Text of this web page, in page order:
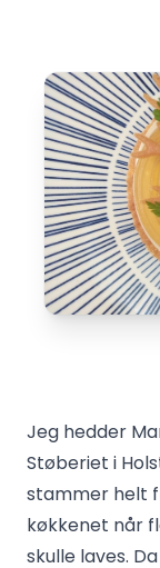
Jeg hedder
Støberiet i
stammer helt
køkkenet når
skulle laves.